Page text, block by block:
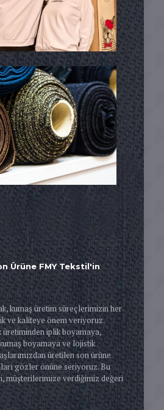
Ürüne FMY Tekstil'in
kumaş üretim süreçlerimizin her
ve kaliteye önem veriyoruz.
üretiminden iplik boyamaya,
boyamaya ve lojistik
üretilen son ürüne
gözler önüne seriyoruz. Bu
müşterilerimize verdiğimiz değeri